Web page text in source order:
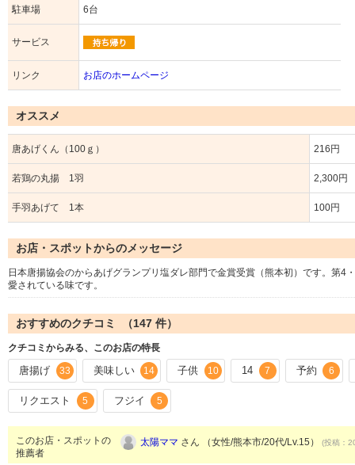
駐車場 6台
サービス
リンク お店のホームページ
オススメ
唐あげくん（100ｇ） 216円
若鶏の丸揚 1羽 2,300円
手羽あげて 1本 100円
お店・スポットからのメッセージ
日本唐揚協会のからあげグランプリ塩ダレ部門で金賞受賞（熊本初）です。第
愛されている味です。
おすすめのクチコミ （147 件）
クチコミからみる、このお店の特長
唐揚げ 33 美味しい 14 子供 10 14 7 予約 6
リクエスト 5 フジイ 5
このお店・スポットの
推薦者
太陽ママ さん （女性/熊本市/20代/Lv.15） (投稿：